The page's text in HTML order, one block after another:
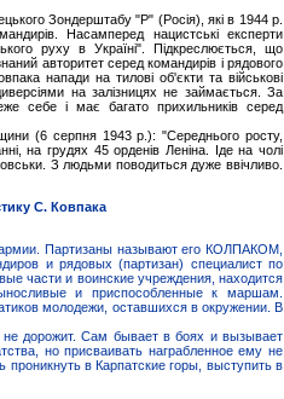
Зондерштабу "Р" (Росія), які в 1944 р.
Насамперед нацистські експерти
руху в Україні". Підкреслюється, що
авторитет серед командирів і рядового
напади на тилові об'єкти та військові
на залізницях не займається. За
себе і має багато прихильників серед
(6 серпня 1943 р.): "Середнього росту,
на грудях 45 орденів Леніна. Іде на чолі
З людьми поводиться дуже ввічливо.
С. Ковпака
Партизаны называют его КОЛПАКОМ,
и рядовых (партизан) специалист по
части и воинские учреждения, находится
и приспособленные к маршам.
молодежи, оставшихся в окружении. В
дорожит. Сам бывает в боях и вызывает
но присваивать награбленное ему не
в Карпатские горы, выступить в